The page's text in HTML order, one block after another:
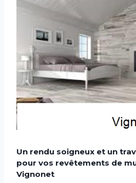
Un rendu soigneux et un
pour vos revêtements de
Vignonet